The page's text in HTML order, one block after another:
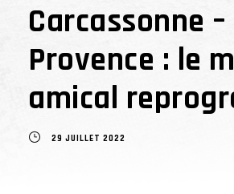
Carcassonne –
Provence : le
amical
29 JUILLET 2022